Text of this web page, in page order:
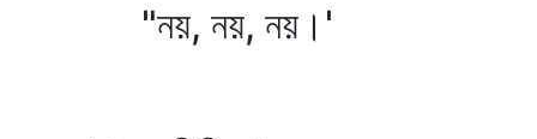
"নয়, নয়, নয়।'